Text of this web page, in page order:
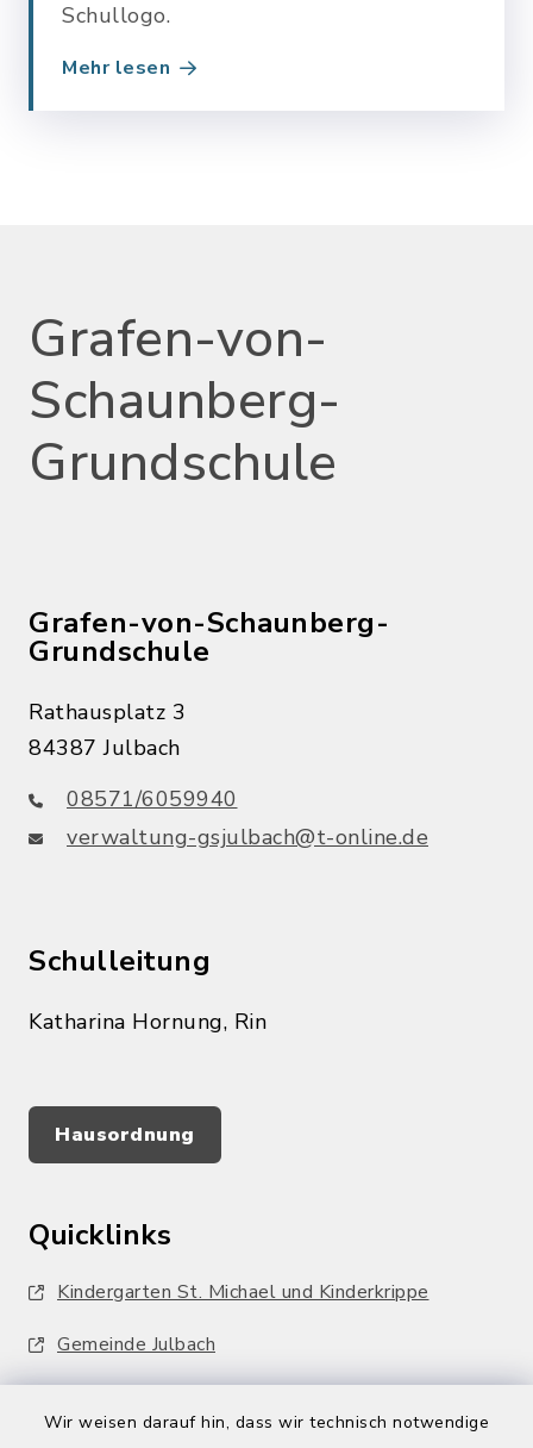
Wir weisen darauf hin, dass wir technisch notwendige
Schullogo.
Mehr lesen
Grafen-von-
Schaunberg-
Grundschule
Grafen-von-Schaunberg-
Grundschule
Rathausplatz 3
84387 Julbach
08571/6059940
verwaltung-gsjulbach@t-online.de
Schulleitung
Katharina Hornung, Rin
Hausordnung
Quicklinks
Kindergarten St. Michael und Kinderkrippe
Gemeinde Julbach